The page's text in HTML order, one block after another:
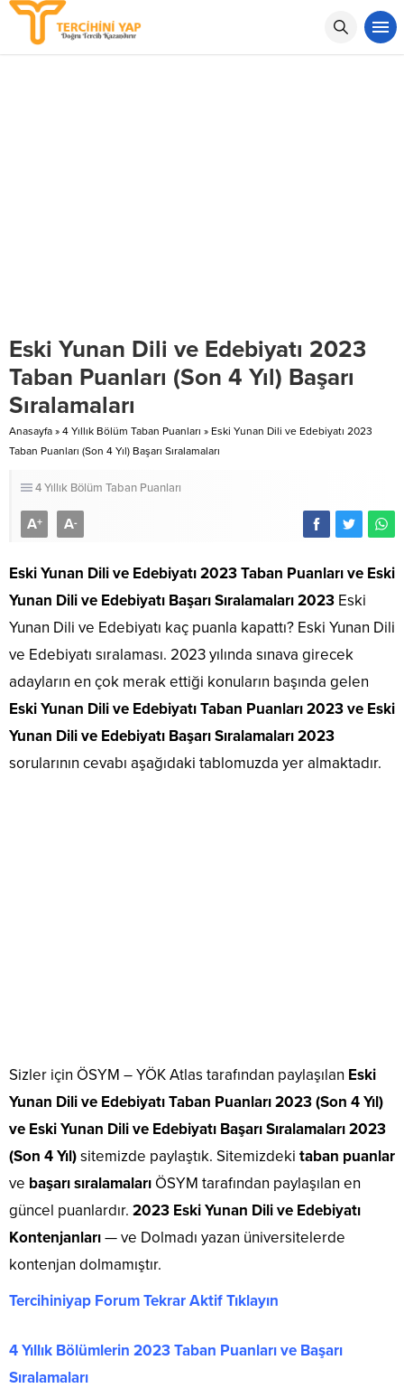
Eski Yunan Dili ve Edebiyatı 2023
Taban Puanları (Son 4 Yıl) Başarı
Sıralamaları
Anasayfa » 4 Yıllık Bölüm Taban Puanları » Eski Yunan Dili ve Edebiyatı 2023
Taban Puanları (Son 4 Yıl) Başarı Sıralamaları
4 Yıllık Bölüm Taban Puanları
A+ A-
Eski Yunan Dili ve Edebiyatı 2023 Taban Puanlarıve Eski
Yunan Dili ve Edebiyatı Başarı Sıralamaları 2023 Eski
Yunan Dili ve Edebiyatı kaç puanla kapattı? Eski Yunan Dili
ve Edebiyatı sıralaması. 2023 yılında sınava girecek
adayların en çok merak ettiği konuların başında gelen
Eski Yunan Dili ve Edebiyatı Taban Puanları 2023 ve Eski
Yunan Dili ve Edebiyatı Başarı Sıralamaları 2023
sorularının cevabı aşağıdaki tablomuzda yer almaktadır.
Sizler için ÖSYM – YÖK Atlas tarafından paylaşılan Eski
Yunan Dili ve Edebiyatı Taban Puanları 2023 (Son 4 Yıl)
ve Eski Yunan Dili ve Edebiyatı Başarı Sıralamaları 2023
(Son 4 Yıl)sitemizde paylaştık. Sitemizdeki taban puanlar
ve başarı sıralamaları ÖSYM tarafından paylaşılan en
güncel puanlardır. 2023 Eski Yunan Dili ve Edebiyatı
Kontenjanları— ve Dolmadı yazan üniversitelerde
kontenjan dolmamıştır.
Tercihiniyap Forum Tekrar Aktif Tıklayın
4 Yıllık Bölümlerin 2023 Taban Puanları ve Başarı
Sıralamaları